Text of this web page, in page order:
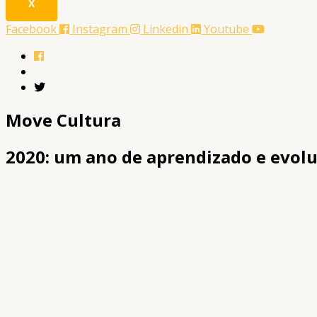
X
Facebook Instagram Linkedin Youtube
Move Cultura
2020: um ano de aprendizado e